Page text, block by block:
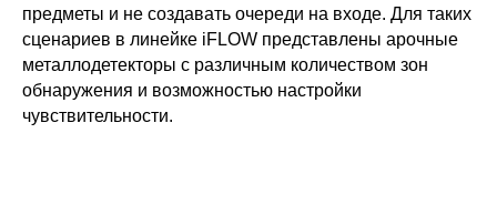
предметы и не создавать очереди на входе. Для таких
сценариев в линейке iFLOW представлены арочные
металлодетекторы с различным количеством зон
обнаружения и возможностью настройки
чувствительности.